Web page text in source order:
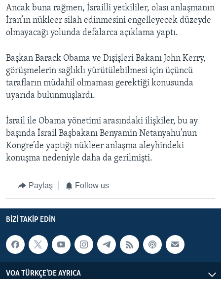
Ancak buna rağmen, İsrailli yetkililer, olası anlaşmanın
İran’ın nükleer silah edinmesini engelleyecek düzeyde
olmayacağı yolunda defalarca açıklama yaptı.
Başkan Barack Obama ve Dışişleri Bakanı John Kerry,
görüşmelerin sağlıklı yürütülebilmesi için üçüncü
tarafların müdahil olmaması gerektiği konusunda
uyarıda bulunmuşlardı.
İsrail ile Obama yönetimi arasındaki ilişkiler, bu ay
başında İsrail Başbakanı Benyamin Netanyahu’nun
Kongre’de yaptığı nükleer anlaşma aleyhindeki
konuşma nedeniyle daha da gerilmişti.
Paylaş Follow us
BIZI TAKIP EDIN
VOA TÜRKÇE'DE AYRICA